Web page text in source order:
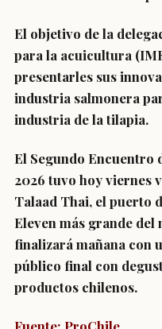
El objetivo de la
para la acuicultura
presentarles sus
industria salmonera
industria de la tilapia.
El Segundo Encuentro
2026 tuvo hoy viernes
Talaad Thai, el puerto
Eleven más grande del
finalizará mañana con
público final con
productos chilenos.